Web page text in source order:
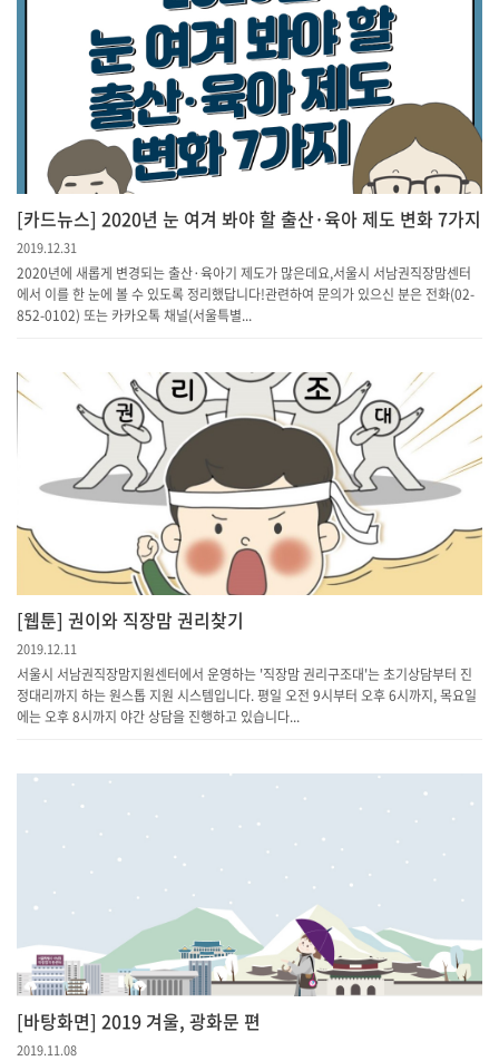
[카드뉴스] 2020년 눈 여겨 봐야 할 출산·육아 제도 변화 7가지
2019.12.31
2020년에 새롭게 변경되는 출산·육아기 제도가 많은데요,서울시 서남권직장맘센터
에서 이를 한 눈에 볼 수 있도록 정리했답니다!관련하여 문의가 있으신 분은 전화(02-
852-0102) 또는 카카오톡 채널(서울특별...
[웹툰] 권이와 직장맘 권리찾기
2019.12.11
서울시 서남권직장맘지원센터에서 운영하는 '직장맘 권리구조대'는 초기상담부터 진
정대리까지 하는 원스톱 지원 시스템입니다. 평일 오전 9시부터 오후 6시까지, 목요일
에는 오후 8시까지 야간 상담을 진행하고 있습니다...
[바탕화면] 2019 겨울, 광화문 편
2019.11.08